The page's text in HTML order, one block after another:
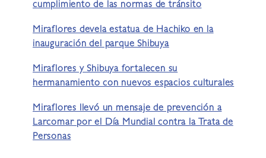
cumplimiento de las normas de tránsito
Miraflores devela estatua de Hachiko en la
inauguración del parque Shibuya
Miraflores y Shibuya fortalecen su
hermanamiento con nuevos espacios culturales
Miraflores llevó un mensaje de prevención a
Larcomar por el Día Mundial contra la Trata de
Personas